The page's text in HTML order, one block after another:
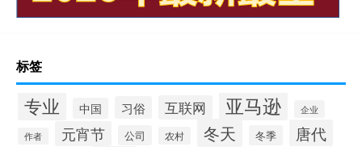
标签
专业 中国 习俗 互联网 亚马逊 企业
作者 元宵节 公司 农村 冬天 冬季 唐代